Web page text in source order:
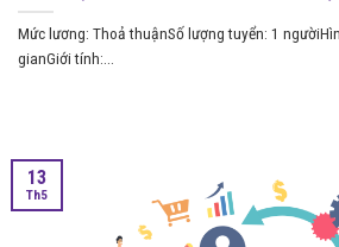
Mức lương: Thoả thuậnSố lượng tuyển: 1
gianGiới tính:...
13
Th5